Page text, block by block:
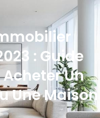
: Guide
Un
Une Maison